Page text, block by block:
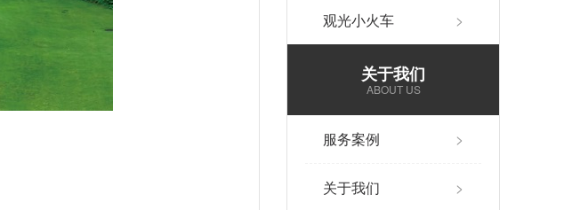
观光小火车 >
关于我们
ABOUT US
服务案例 >
关于我们 >